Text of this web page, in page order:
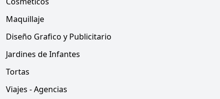
Maquillaje
Diseño Grafico y Publicitario
Jardines de Infantes
Tortas
Viajes - Agencias